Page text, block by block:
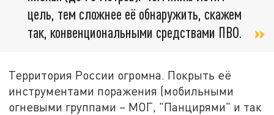
цель, тем сложнее её обнаружить, скажем
так, конвенциональными средствами ПВО.
Территория России огромна. Покрыть её
инструментами поражения (мобильными
огневыми группами – МОГ, "Панцирями" и так